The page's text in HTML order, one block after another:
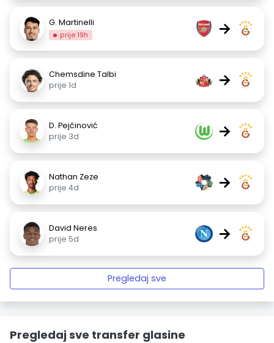
G. Martinelli
prije 19h →
Chemsdine Talbi
prije 1d
→
D. Pejčinović
prije 3d
→
Nathan Zeze
prije 4d
→
David Neres
prije 5d
→
Pregledaj sve
Pregledaj sve transfer glasine